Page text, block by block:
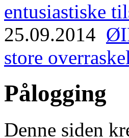
entusiastiske
25.09.2014
store
Pålogging
Denne siden